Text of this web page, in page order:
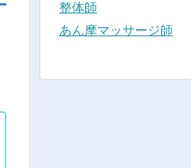
整体師
あん摩マッサージ師